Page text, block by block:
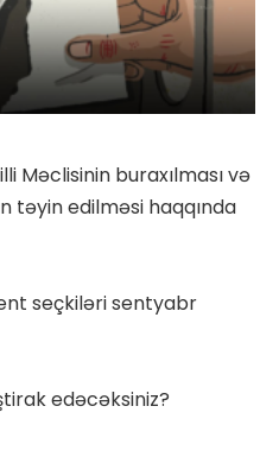
Məclisinin buraxılması və
təyin edilməsi haqqında
seçkiləri sentyabr
edəcəksiniz?